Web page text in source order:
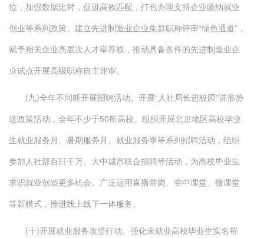
位，加强数据比对，促进高效匹配，打包办理支持企业吸纳就业
创业等系列政策。建立先进制造业企业集群职称评审“绿色通道”，
赋予相关企业高层次人才举荐权，推动具备条件的先进制造业企
业试点开展高级职称自主评审。
(九)全年不间断开展招聘活动。开展“人社局长进校园”讲形势
送政策活动，全年不少于50所高校。组织开展北京地区高校毕业
生就业服务月、暑期服务月、就业服务季等系列招聘活动，组织
参加人社部百日千万、大中城市联合招聘等活动，为高校毕业生
求职就业创造更多机会。广泛运用直播带岗、空中课堂、微课堂
等新模式，推进线上线下一体服务。
(十)开展就业服务攻坚行动。强化未就业高校毕业生实名帮